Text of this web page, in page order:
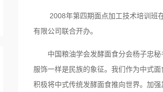
2008年第四期面点加工技术培训班在
有限公司联合开办。
中国粮油学会发酵面食分会杨子忠秘
服饰一样是民族的象征。我们作为中式
积极将中式传统发酵面食推向世界。加